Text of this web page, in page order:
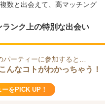
数と出会えて、高マッチング
ランク上の特別な出会い
パーティーに参加すると…
んなコトがわかっちゃう！
をPICK UP！